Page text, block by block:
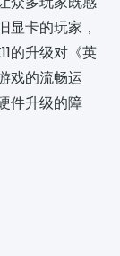
显卡的玩家，
的升级对《英
戏的流畅运
件升级的障